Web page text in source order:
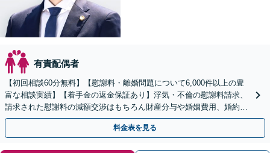
有責配偶者
【初回相談60分無料】【慰謝料・離婚問題について6,000件以上の豊
富な相談実績】【着手金の返金保証あり】浮気・不倫の慰謝料請求、
請求された慰謝料の減額交渉はもちろん財産分与や婚姻費用、婚約破
棄など様々な離婚・男女問題の解決実績が豊富です。
料金表を見る